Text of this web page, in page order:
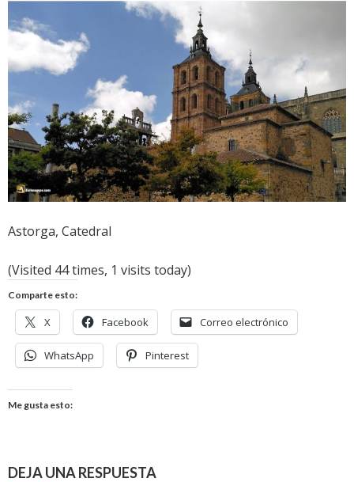
Astorga, Catedral
(Visited 44 times, 1 visits today)
Comparte esto:
X Facebook Correo electrónico
WhatsApp Pinterest
Me gusta esto:
DEJA UNA RESPUESTA